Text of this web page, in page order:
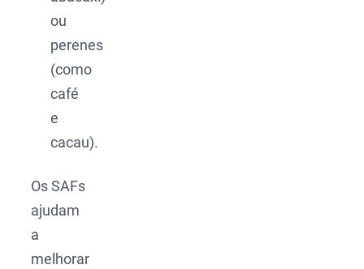
ou
perenes
(como
café
e
cacau).
Os SAFs
ajudam
a
melhorar